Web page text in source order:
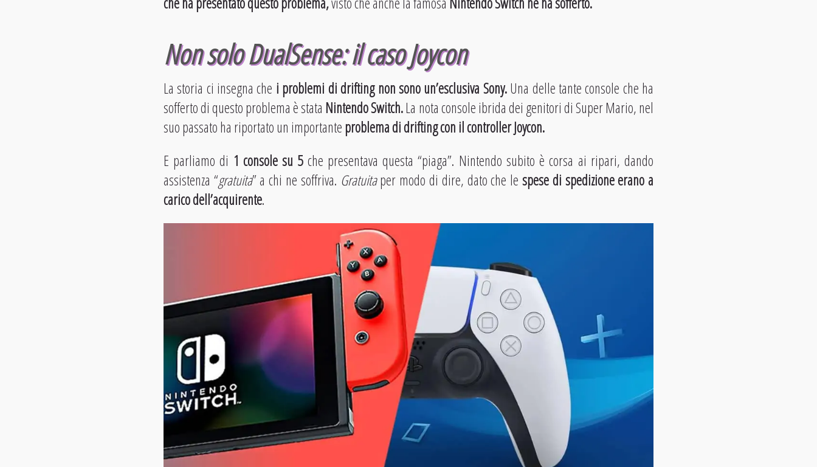
Non solo DualSense: il caso Joycon
La storia ci insegna che i problemi di drifting non sono un’esclusiva Sony.Una delle tante console che ha
sofferto di questo problema è stata NintendoSwitch.La nota console ibrida dei genitori di Super Mario, nel
suo passato ha riportato un importanteproblema di drifting con il controller Joycon.
E parliamo di 1 console su 5che presentava questa “piaga”. Nintendo subito è corsa ai ripari, dando
assistenza “gratuita” a chi ne soffriva. Gratuitaper modo di dire, dato che lespese di spedizione erano a
carico dell’acquirente.